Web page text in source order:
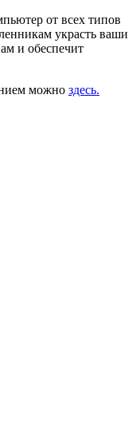
от всех типов
украсть ваши
и обеспечит
можно здесь.